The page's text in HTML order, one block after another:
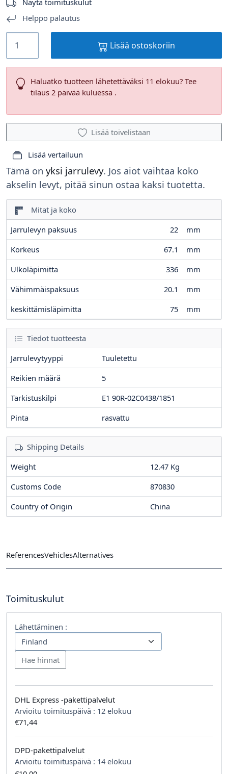
Tämä on yksi jarrulevy. Jos aiot vaihtaa koko
akselin levyt, pitää sinun ostaa kaksi tuotetta.
Mitat ja koko
Jarrulevyn paksuus
22
mm
Korkeus
67.1
mm
Ulkoläpimitta
336
mm
Vähimmäispaksuus
20.1
mm
keskittämisläpimitta
75 mm
Tiedot tuotteesta
Jarrulevytyyppi
Tuuletettu
Reikien määrä
5
Tarkistuskilpi
E1 90R-02C0438/1851
Pinta
rasvattu
Shipping Details
Weight
12.47 Kg
Customs Code
870830
Country of Origin
China
Näytä toimituskulut
Helppo palautus
Lisää ostoskoriin
Haluatko tuotteen lähetettäväksi 11 elokuu? Tee
tilaus 2 päivää kuluessa .
Lisää toivelistaan
Lisää vertailuun
ReferencesVehiclesAlternatives
Toimituskulut
Lähettäminen :
DHL Express -pakettipalvelut
Arvioitu toimituspäivä : 12 elokuu
€71,44
DPD-pakettipalvelut
Arvioitu toimituspäivä : 14 elokuu